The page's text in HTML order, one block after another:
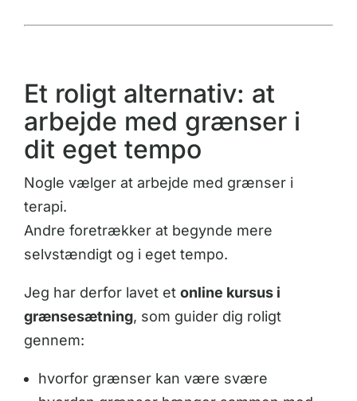
Et roligt alternativ: at
arbejde med grænser i
dit eget tempo
Nogle vælger at arbejde med grænser i
terapi.
Andre foretrækker at begynde mere
selvstændigt og i eget tempo.
Jeg har derfor lavet et online kursus i
grænsesætning, som guider dig roligt
gennem:
hvorfor grænser kan være svære